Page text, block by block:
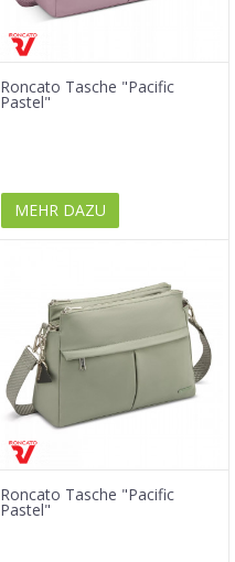
Roncato Tasche "Pacific
Pastel"
MEHR DAZU
Roncato Tasche "Pacific
Pastel"